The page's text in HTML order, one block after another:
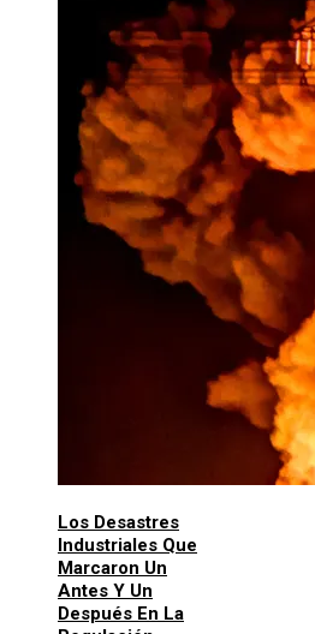
Los Desastres
Industriales Que
Marcaron Un
Antes Y Un
Después En La